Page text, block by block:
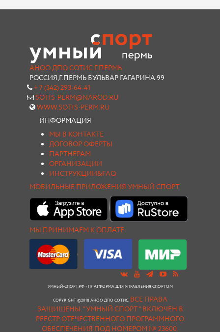
АНОО ДПО СОТИС Г.ПЕРМЬ
РОССИЯ,Г.ПЕРМЬ БУЛЬВАР ГАГАРИНА 99
+ 7 (342) 293-64-41
SOTIS-PERM@NAROD.RU
WWW.SOTIS-PERM.RU
ИНФОРМАЦИЯ
МЫ В КОНТАКТЕ
ДОГОВОР ОФЕРТЫ
ПАРТНЕРАМ
ОРГАНИЗАЦИИ
ИНСТРУКЦИИ&FAQ
МОБИЛЬНЫЕ ПРИЛОЖЕНИЯ УМНЫЙ СПОРТ
МЫ ПРИНИМАЕМ К ОПЛАТЕ
УМНЫЙ-СПОРТ.РФ - ПЛАТФОРМА ДЛЯ УПРАВЛЕНИЯ СПОРТОМ
COPYRIGHT ©2018 АНОО ДПО СОТИС. ВСЕ ПРАВА
ЗАЩИЩЕНЫ."УМНЫЙ СПОРТ " ВКЛЮЧЕН В
РЕЕСТР ОТЕЧЕСТВЕННОГО ПРОГРАММНОГО
ОБЕСПЕЧЕНИЯ ПОД НОМЕРОМ № 23600.